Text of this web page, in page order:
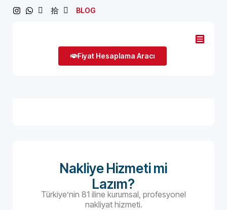
BLOG
Fiyat Hesaplama Aracı
Nakliye Hizmeti mi
Lazım?
Türkiye’nin 81 iline kurumsal, profesyonel
nakliyat hizmeti.